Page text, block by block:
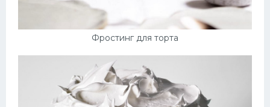
Фростинг для торта